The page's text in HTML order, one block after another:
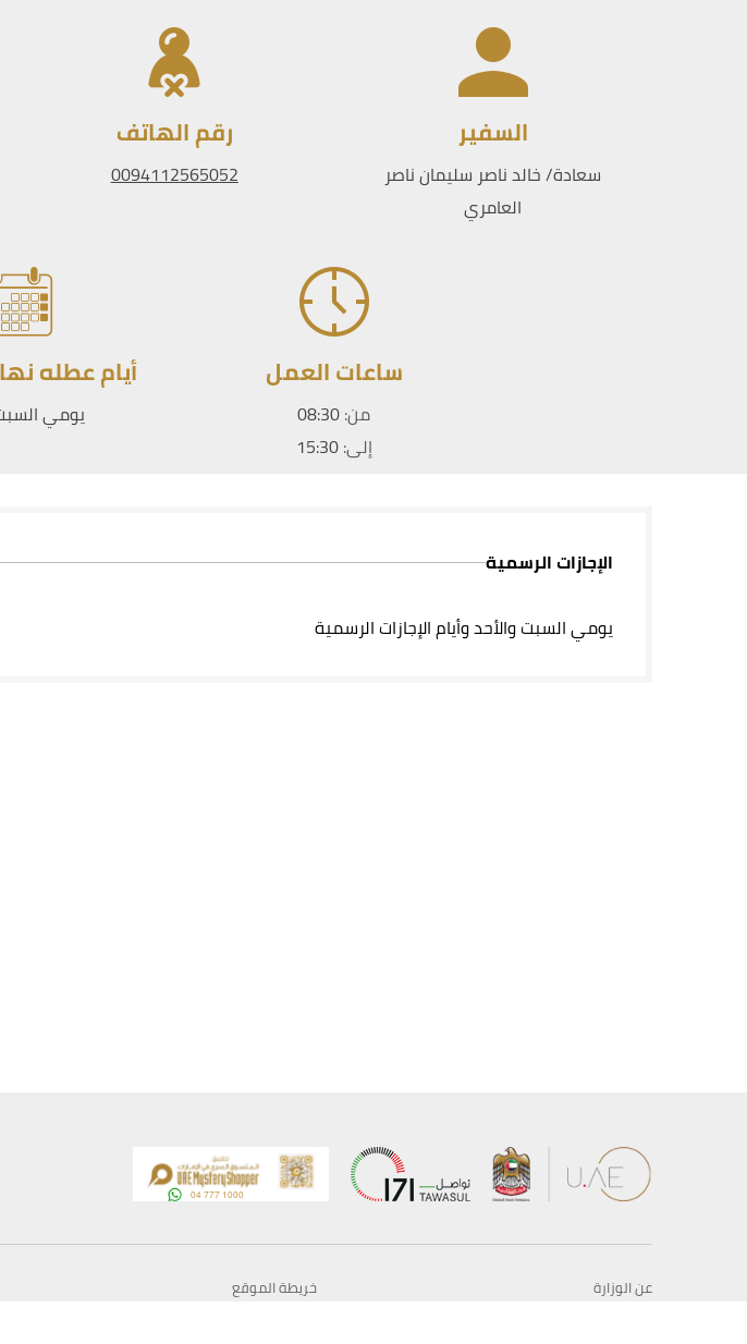
السفير
سعادة/ خالد ناصر سليمان ناصر
العامري
رقم الهاتف
0094112565052
ساعات العمل
من:08:30
إلى:15:30
أيام عطله
يومي
الإجازات الرسمية
يومي السبت والأحد وأيام الإجازات الرسمية
عن الوزارة
خريطة الموقع